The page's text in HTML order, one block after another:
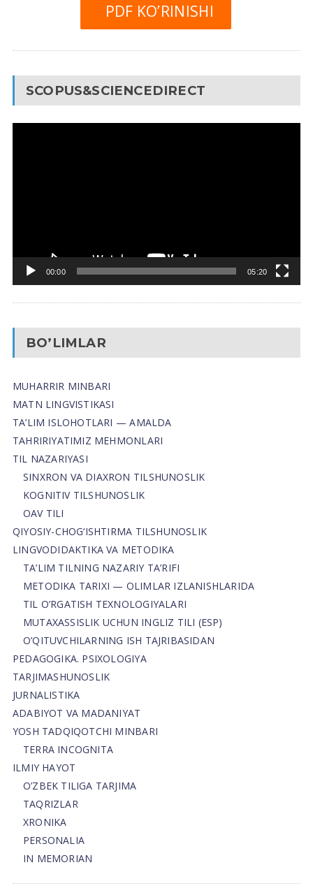
PDF KO’RINISHI
SCOPUS&SCIENCEDIRECT
00:00 05:20
BO’LIMLAR
MUHARRIR MINBARI
MATN LINGVISTIKASI
TA’LIM ISLOHOTLARI — AMALDA
TAHRIRIYATIMIZ MEHMONLARI
TIL NAZARIYASI
SINXRON VA DIAXRON TILSHUNOSLIK
KOGNITIV TILSHUNOSLIK
OAV TILI
QIYOSIY-CHOG‘ISHTIRMA TILSHUNOSLIK
LINGVODIDAKTIKA VA METODIKA
TA’LIM TILNING NAZARIY TA’RIFI
METODIKA TARIXI — OLIMLAR IZLANISHLARIDA
TIL O’RGATISH TEXNOLOGIYALARI
MUTAXASSISLIK UCHUN INGLIZ TILI (ESP)
O’QITUVCHILARNING ISH TAJRIBASIDAN
PEDAGOGIKA. PSIXOLOGIYA
TARJIMASHUNOSLIK
JURNALISTIKA
ADABIYOT VA MADANIYAT
YOSH TADQIQOTCHI MINBARI
TERRA INCOGNITA
ILMIY HAYOT
O’ZBEK TILIGA TARJIMA
TAQRIZLAR
XRONIKA
PERSONALIA
IN MEMORIAN